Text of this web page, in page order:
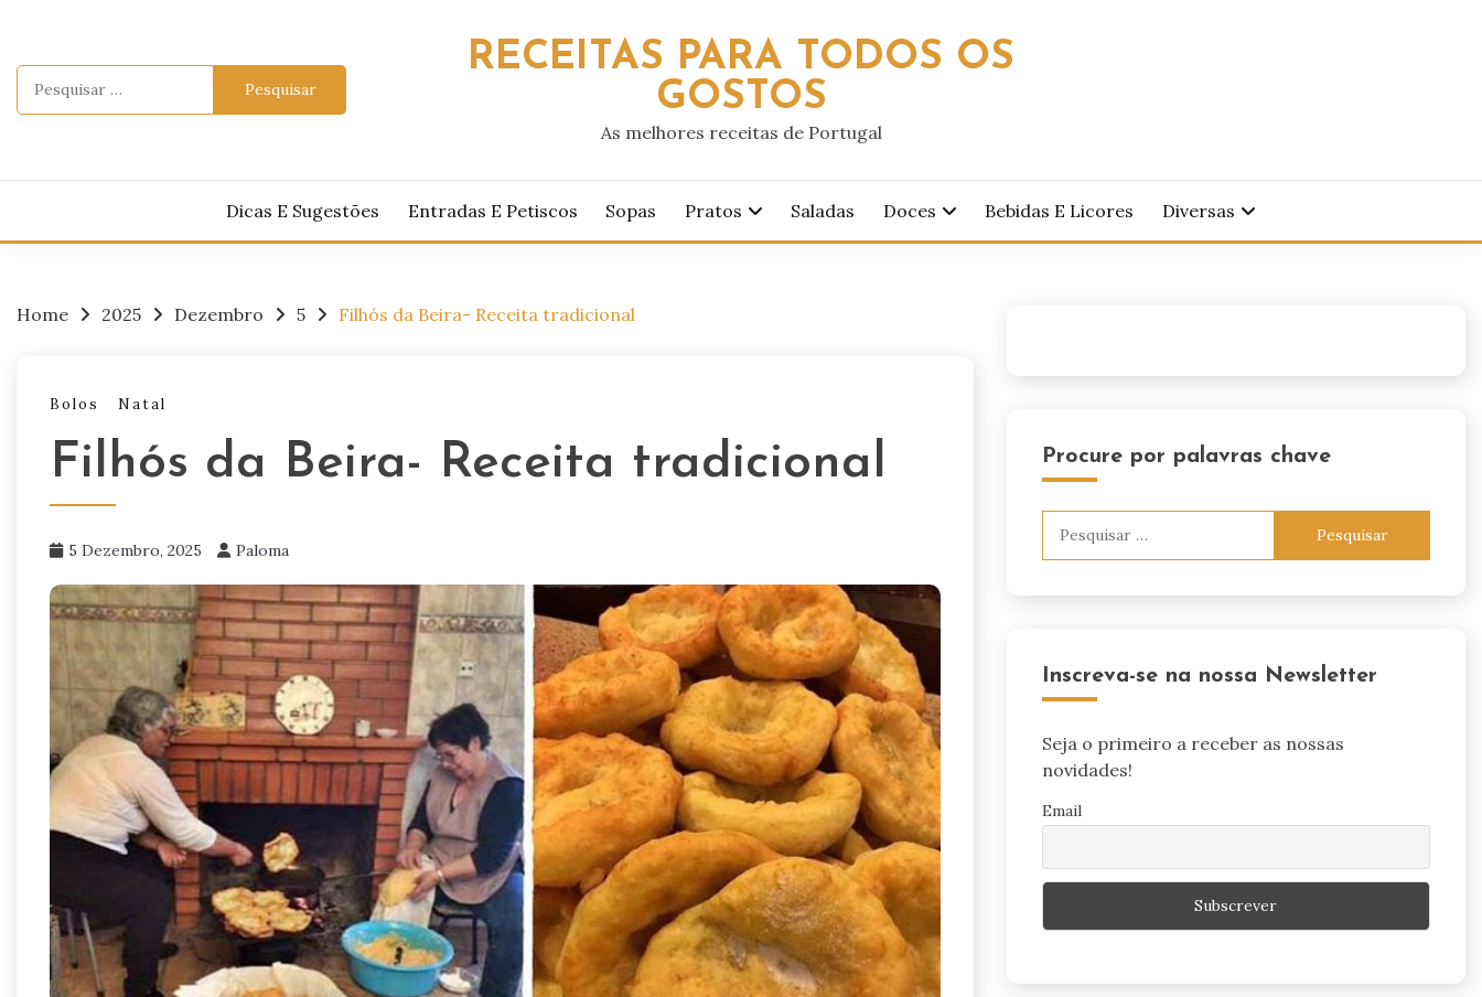
content
RECEITAS PARA TODOS OS
GOSTOS
As melhores receitas de Portugal
Dicas E Sugestões Entradas E Petiscos Sopas Pratos Saladas Doces Bebidas E Licores Diversas
Home 2025 Dezembro 5 Filhós da Beira- Receita tradicional
Bolos Natal
Filhós da Beira- Receita tradicional
5 Dezembro, 2025 Paloma
Procure por palavras chave
Inscreva-se na nossa Newsletter
Seja o primeiro a receber as nossas
novidades!
Email